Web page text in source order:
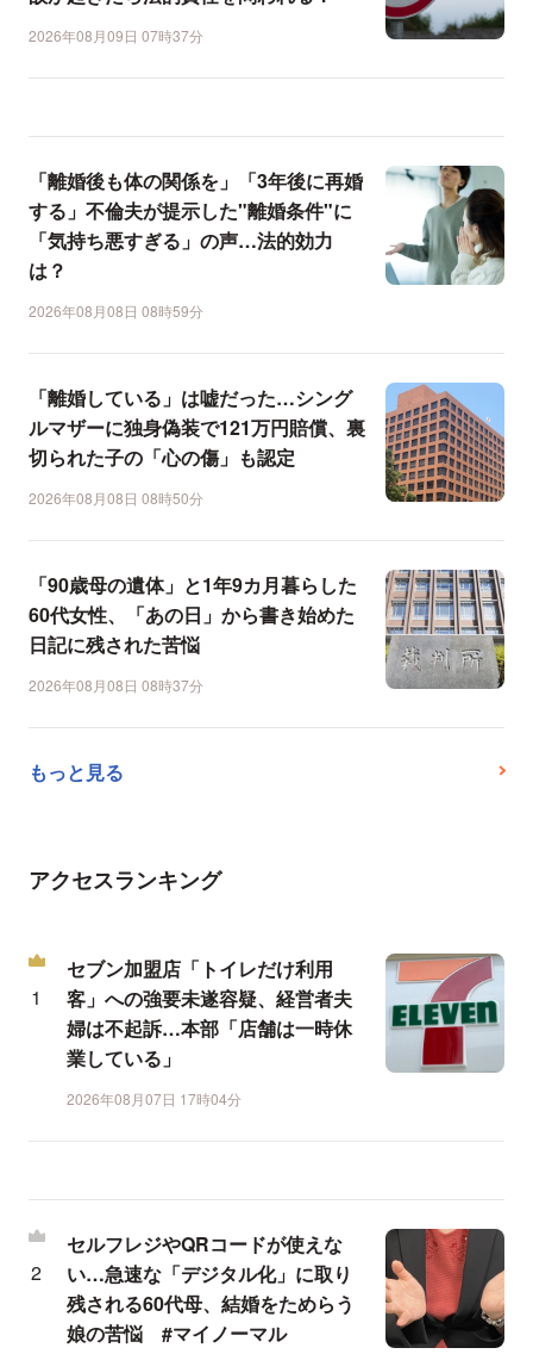
2026年08月09日 07時37分
「離婚後も体の関係を」「3年後に再婚
する」不倫夫が提示した"離婚条件"に
「気持ち悪すぎる」の声…法的効力
は？
2026年08月08日 08時59分
「離婚している」は嘘だった…シング
ルマザーに独身偽装で121万円賠償、裏
切られた子の「心の傷」も認定
2026年08月08日 08時50分
「90歳母の遺体」と1年9カ月暮らした
60代女性、「あの日」から書き始めた
日記に残された苦悩
2026年08月08日 08時37分
もっと見る
アクセスランキング
セブン加盟店「トイレだけ利用
客」への強要未遂容疑、経営者夫
婦は不起訴…本部「店舗は一時休
業している」
2026年08月07日 17時04分
セルフレジやQRコードが使えな
い…急速な「デジタル化」に取り
残される60代母、結婚をためらう
娘の苦悩 #マイノーマル